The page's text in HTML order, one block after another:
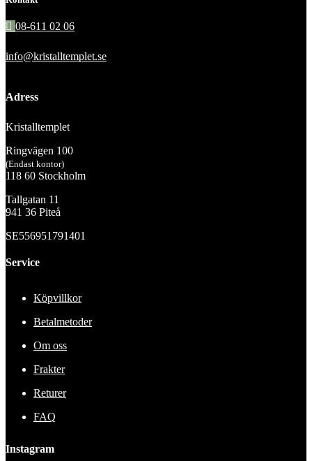
08-611 02 06
info@kristalltemplet.se
Adress
Kristalltemplet
Ringvägen 100
(Endast kontor)
118 60 Stockholm
Tallgatan 11
941 36 Piteå
SE556951791401
Service
Köpvillkor
Betalmetoder
Om oss
Frakter
Returer
FAQ
Instagram